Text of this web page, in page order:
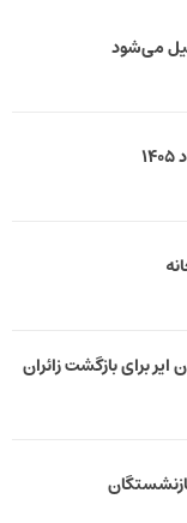
می‌شود
برای بازگشت زائران